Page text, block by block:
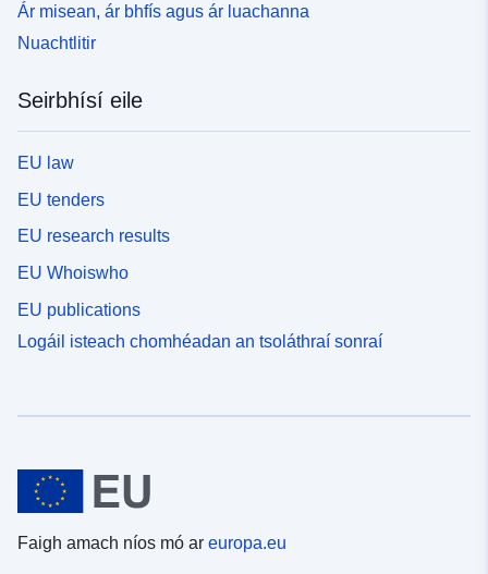
Ár misean, ár bhfís agus ár luachanna
Nuachtlitir
Seirbhísí eile
EU law
EU tenders
EU research results
EU Whoiswho
EU publications
Logáil isteach chomhéadan an tsoláthraí sonraí
Faigh amach níos mó ar europa.eu